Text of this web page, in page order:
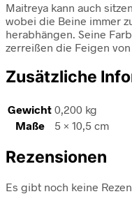
Maitreya kann auch
wobei die Beine immer
herabhängen. Seine
zerreißen die Feigen
Zusätzliche
Gewicht 0,200 kg
Maße
5 × 10,5 cm
Rezensionen
Es gibt noch keine